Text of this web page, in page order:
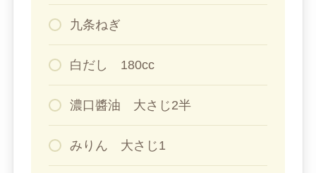
九条ねぎ
白だし 180cc
濃口醬油 大さじ2半
みりん 大さじ1